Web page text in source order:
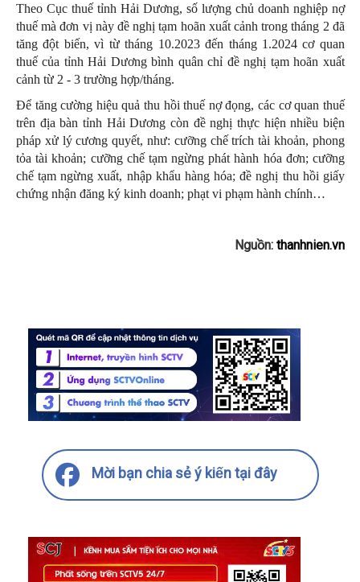
Theo Cục thuế tỉnh Hải Dương, số lượng chủ doanh nghiệp nợ
thuế mà đơn vị này đề nghị tạm hoãn xuất cảnh trong tháng 2 đã
tăng đột biến, vì từ tháng 10.2023 đến tháng 1.2024 cơ quan
thuế của tỉnh Hải Dương bình quân chỉ đề nghị tạm hoãn xuất
cảnh từ 2 - 3 trường hợp/tháng.
Để tăng cường hiệu quả thu hồi thuế nợ đọng, các cơ quan thuế
trên địa bàn tỉnh Hải Dương còn đề nghị thực hiện nhiều biện
pháp xử lý cương quyết, như: cưỡng chế trích tài khoản, phong
tỏa tài khoản; cưỡng chế tạm ngừng phát hành hóa đơn; cưỡng
chế tạm ngừng xuất, nhập khẩu hàng hóa; đề nghị thu hồi giấy
chứng nhận đăng ký kinh doanh; phạt vi phạm hành chính…
Nguồn: thanhnien.vn
Mời bạn chia sẻ ý kiến tại đây